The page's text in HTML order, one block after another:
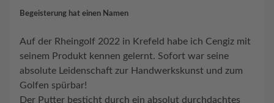
Begeisterung hat einen Namen
Auf der Rheingolf 2022 in Krefeld habe ich Cengiz mit
seinem Produkt kennen gelernt. Sofort war seine
absolute Leidenschaft zur Handwerkskunst und zum
Golfen spürbar!
Der Putter besticht durch ein absolut durchdachtes